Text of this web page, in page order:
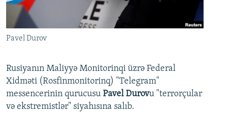
Pavel Durov
Rusiyanın Maliyyə Monitorinqi üzrə Federal
Xidməti (Rosfinmonitorinq) "Telegram"
messencerinin qurucusu Pavel Durovu "terrorçular
və ekstremistlər" siyahısına salıb.